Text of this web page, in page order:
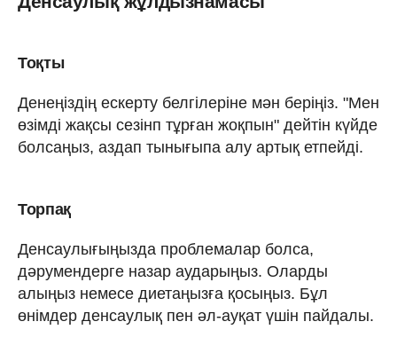
Тоқты
Денеңіздің ескерту белгілеріне мән беріңіз. "Мен
өзімді жақсы сезінп тұрған жоқпын" дейтін күйде
болсаңыз, аздап тынығыпа алу артық етпейді.
Торпақ
Денсаулығыңызда проблемалар болса,
дәрумендерге назар аударыңыз. Оларды
алыңыз немесе диетаңызға қосыңыз. Бұл
өнімдер денсаулық пен әл-ауқат үшін пайдалы.